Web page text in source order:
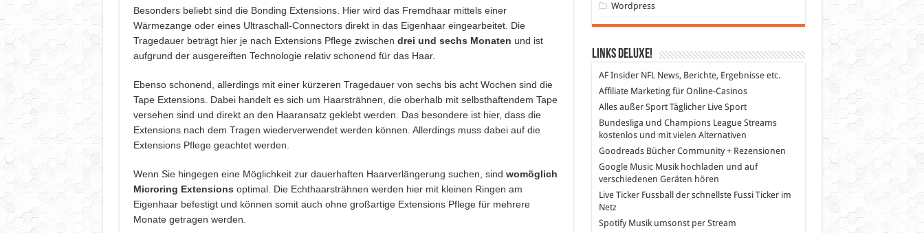
Besonders beliebt sind die Bonding Extensions. Hier wird das Fremdhaar mittels einer
Wärmezange oder eines Ultraschall-Connectors direkt in das Eigenhaar eingearbeitet. Die
Tragedauer beträgt hier je nach Extensions Pflege zwischen drei und sechs Monaten und ist
aufgrund der ausgereiften Technologie relativ schonend für das Haar.
Ebenso schonend, allerdings mit einer kürzeren Tragedauer von sechs bis acht Wochen sind die
Tape Extensions. Dabei handelt es sich um Haarsträhnen, die oberhalb mit selbsthaftendem Tape
versehen sind und direkt an den Haaransatz geklebt werden. Das besondere ist hier, dass die
Extensions nach dem Tragen wiederverwendet werden können. Allerdings muss dabei auf die
Extensions Pflege geachtet werden.
Wenn Sie hingegen eine Möglichkeit zur dauerhaften Haarverlängerung suchen, sind womöglich
Microring Extensions optimal. Die Echthaarsträhnen werden hier mit kleinen Ringen am
Eigenhaar befestigt und können somit auch ohne großartige Extensions Pflege für mehrere
Monate getragen werden.
Wordpress
Links DeLuXe!
AF InsiderNFL News, Berichte, Ergebnisse etc.
Affiliate Marketingfür Online-Casinos
Alles außer SportTäglicher Live Sport
Bundesliga und Champions League Streams
kostenlos und mit vielen Alternativen
GoodreadsBücher Community + Rezensionen
Google MusicMusik hochladen und auf
verschiedenen Geräten hören
Live Ticker Fussball
der schnellste Fussi Ticker im
Netz
SpotifyMusik umsonst per Stream